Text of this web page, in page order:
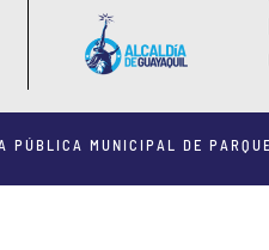
MUNICIPAL DE